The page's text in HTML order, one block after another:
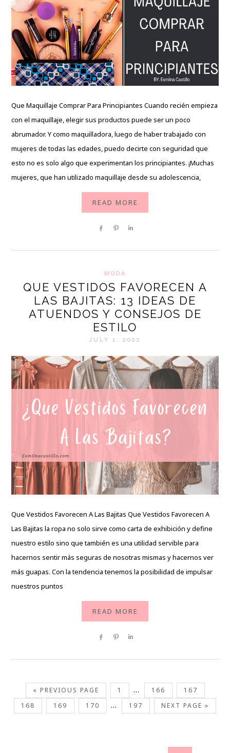
Que Maquillaje Comprar Para Principiantes Cuando recién empieza
con el maquillaje, elegir sus productos puede ser un poco
abrumador. Y como maquilladora, luego de haber trabajado con
mujeres de todas las edades, puedo decirte con seguridad que
esto no es solo algo que experimentan los principiantes. ¡Muchas
mujeres, que han utilizado maquillaje desde su adolescencia,
READ MORE
Share Pin
MODA
QUE VESTIDOS FAVORECEN A
LAS BAJITAS: 13 IDEAS DE
ATUENDOS Y CONSEJOS DE
ESTILO
JULY 1, 2022
Que Vestidos Favorecen A Las Bajitas Que Vestidos Favorecen A
Las Bajitas la ropa no solo sirve como carta de exhibición y define
nuestro estilo sino que también es una utilidad servible para
hacernos sentir más seguras de nosotras mismas y hacernos ver
más guapas. Con la tendencia tenemos la posibilidad de impulsar
nuestros puntos
READ MORE
Share Pin
« PREVIOUS PAGE 1 … 166
167
168
169 170 … 197 NEXT PAGE »